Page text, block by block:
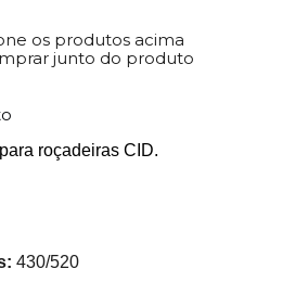
os produtos acima
junto do produto
roçadeiras CID.
430/520